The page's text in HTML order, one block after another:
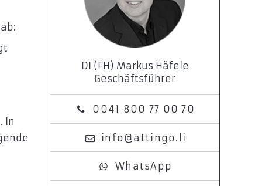
In
DI (FH) Markus Häfele
Geschäftsführer
0041 800 77 00 70
info@attingo.li
WhatsApp